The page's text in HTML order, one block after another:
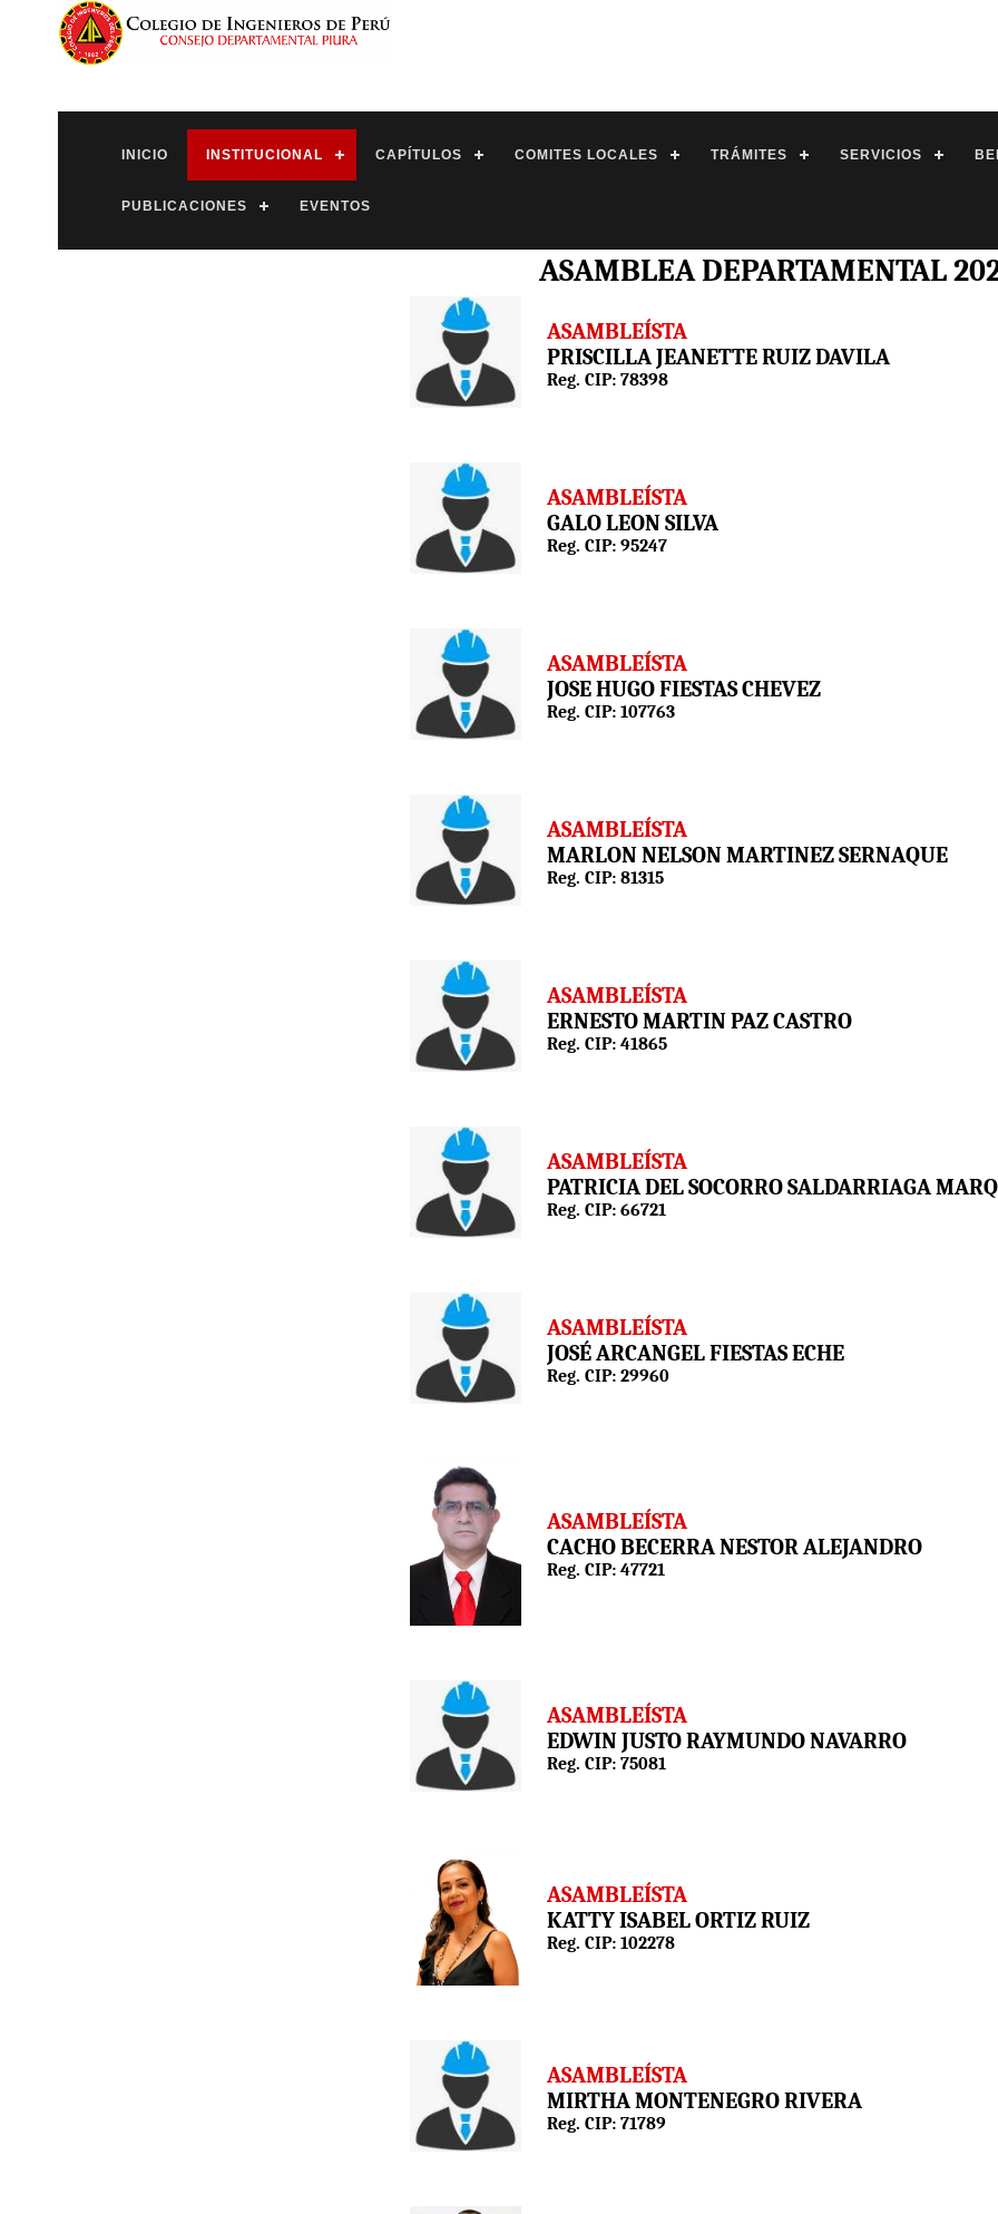
INICIO INSTITUCIONAL CAPÍTULOS COMITES LOCALES TRÁMITES SERVICIOS
PUBLICACIONES EVENTOS
ASAMBLEA DEPARTAMENTAL
ASAMBLEÍSTA
PRISCILLA JEANETTE RUIZ DAVILA
Reg. CIP: 78398
ASAMBLEÍSTA
GALO LEON SILVA
Reg. CIP: 95247
ASAMBLEÍSTA
JOSE HUGO FIESTAS CHEVEZ
Reg. CIP: 107763
ASAMBLEÍSTA
MARLON NELSON MARTINEZ SERNAQUE
Reg. CIP: 81315
ASAMBLEÍSTA
ERNESTO MARTIN PAZ CASTRO
Reg. CIP: 41865
ASAMBLEÍSTA
PATRICIA DEL SOCORRO SALDARRIAGA
Reg. CIP: 66721
ASAMBLEÍSTA
JOSÉ ARCANGEL FIESTAS ECHE
Reg. CIP: 29960
ASAMBLEÍSTA
CACHO BECERRA NESTOR ALEJANDRO
Reg. CIP: 47721
ASAMBLEÍSTA
EDWIN JUSTO RAYMUNDO NAVARRO
Reg. CIP: 75081
ASAMBLEÍSTA
KATTY ISABEL ORTIZ RUIZ
Reg. CIP: 102278
ASAMBLEÍSTA
MIRTHA MONTENEGRO RIVERA
Reg. CIP: 71789